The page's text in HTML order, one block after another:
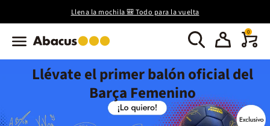
Llena la mochila 🎒 Todo para la vuelta
0
Llévate el primer balón oficial del
Barça Femenino